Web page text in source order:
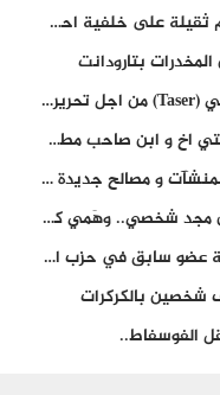
احالة 25 شخص على القضاء بتهم ثقيلة على خلفية احداث المناطق الشمالية
استعمال مسدس الصعق الكهربائي (Taser) من اجل تحرير شابة محتجزة
استنفار امني بعد العثور على جثتي اخ و ابن صاحب مطعم اسماك مشهور بطنجة
عيد العرش.. تعزيز البنية الأمنية بمنشآت و مصالح جديدة بكل من الحسيمة – فاس و الناظور
الملك محمد السادس: لم أبحث عن مجد شخصي.. وهَمي كرامة المغاربة
استنفار امني بعد العثور على جثة عضو سابق في حزب المصباح بالقنيطرة..
الفوسفاط..